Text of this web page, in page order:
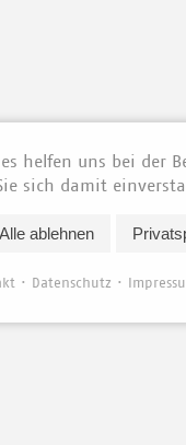
helfen uns bei der
sich damit
Alle ablehnen
Datenschutz